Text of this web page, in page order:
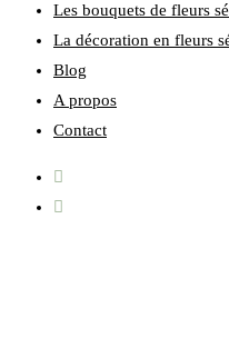
Les bouquets de fleurs
La décoration en fleurs
Blog
A propos
Contact